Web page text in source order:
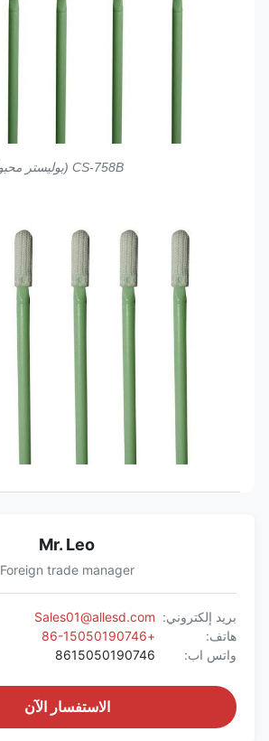
CS-758B (بوليستر محبوك بطبقتين بطبقتين)
Mr. Leo
Foreign trade manager
بريد إلكتروني: Sales01@allesd.com
هاتف:
+86-15050190746
واتس اب:
8615050190746
الاستفسار الآن